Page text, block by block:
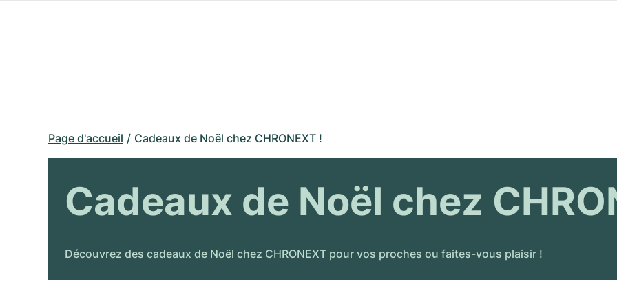
Page d'accueil Cadeaux de Noël chez CHRONEXT !
Cadeaux de Noël chez
Découvrez des cadeaux de Noël chez CHRONEXT pour vos proches ou faites-vous plaisir !